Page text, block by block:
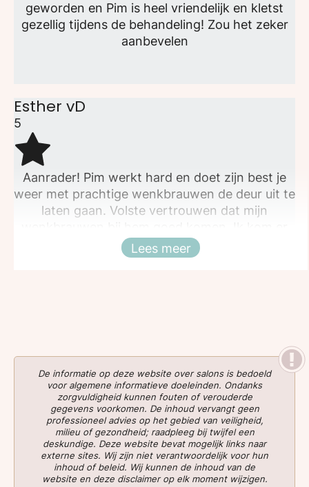
geworden en Pim is heel vriendelijk en kletst
gezellig tijdens de behandeling! Zou het zeker
aanbevelen
Esther vD
5
Aanrader! Pim werkt hard en doet zijn best je
weer met prachtige wenkbrauwen de deur uit te
laten gaan. Volste vertrouwen dat mijn
inmiddels alweer een tijdje.
Sluiten
Lees meer
De informatie op deze website over salons is bedoeld
voor algemene informatieve doeleinden. Ondanks
zorgvuldigheid kunnen fouten of verouderde
gegevens voorkomen. De inhoud vervangt geen
professioneel advies op het gebied van veiligheid,
milieu of gezondheid; raadpleeg bij twijfel een
deskundige. Deze website bevat mogelijk links naar
externe sites. Wij zijn niet verantwoordelijk voor hun
inhoud of beleid. Wij kunnen de inhoud van de
website en deze disclaimer op elk moment wijzigen.